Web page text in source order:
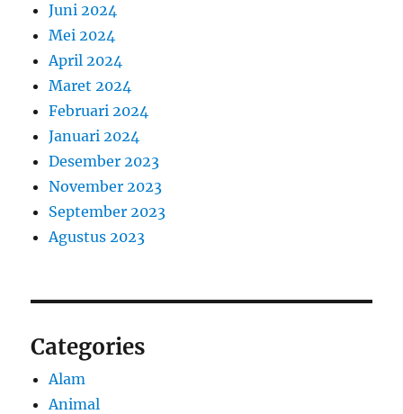
Juni 2024
Mei 2024
April 2024
Maret 2024
Februari 2024
Januari 2024
Desember 2023
November 2023
September 2023
Agustus 2023
Categories
Alam
Animal